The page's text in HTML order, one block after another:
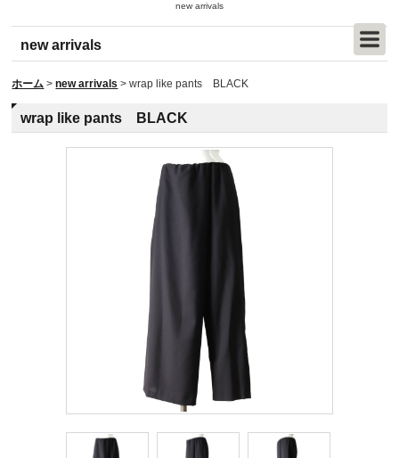
new arrivals
new arrivals
ホーム > new arrivals > wrap like pants BLACK
wrap like pants BLACK